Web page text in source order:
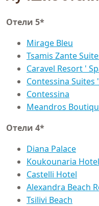
Отели 5*
Mirage Bleu
Tsamis Zante
Caravel Resort '
Contessina Suites
Contessina
Meandros
Отели 4*
Diana Palace
Koukounaria
Castelli Hotel
Alexandra Beach
Tsilivi Beach